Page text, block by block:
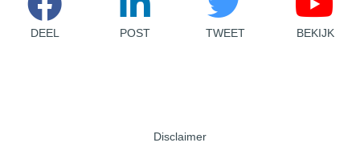
DEEL POST TWEET BEKIJK
Disclaimer